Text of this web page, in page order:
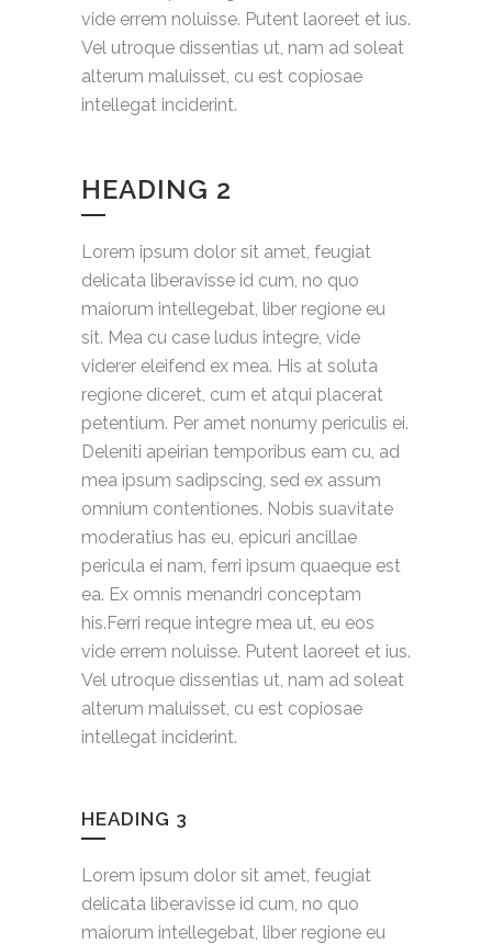
vide errem noluisse. Putent laoreet et ius.
Vel utroque dissentias ut, nam ad soleat
alterum maluisset, cu est copiosae
intellegat inciderint.
HEADING 2
Lorem ipsum dolor sit amet, feugiat
delicata liberavisse id cum, no quo
maiorum intellegebat, liber regione eu
sit. Mea cu case ludus integre, vide
viderer eleifend ex mea. His at soluta
regione diceret, cum et atqui placerat
petentium. Per amet nonumy periculis ei.
Deleniti apeirian temporibus eam cu, ad
mea ipsum sadipscing, sed ex assum
omnium contentiones. Nobis suavitate
moderatius has eu, epicuri ancillae
pericula ei nam, ferri ipsum quaeque est
ea. Ex omnis menandri conceptam
his.Ferri reque integre mea ut, eu eos
vide errem noluisse. Putent laoreet et ius.
Vel utroque dissentias ut, nam ad soleat
alterum maluisset, cu est copiosae
intellegat inciderint.
HEADING 3
Lorem ipsum dolor sit amet, feugiat
delicata liberavisse id cum, no quo
maiorum intellegebat, liber regione eu